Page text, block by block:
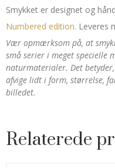
Smykket er designet og
Numbered edition. Leveres
Vær opmærksom på, at
små serier i meget specielle
naturmaterialer. Det
afvige lidt i form, størrelse,
billedet.
Relaterede